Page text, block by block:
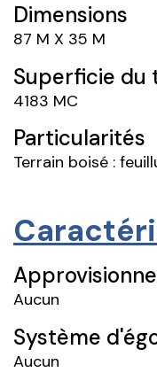
Dimensions
87 M X 35 M
Superficie du
4183 MC
Particularités
Terrain boisé :
Aucun
Système
Aucun